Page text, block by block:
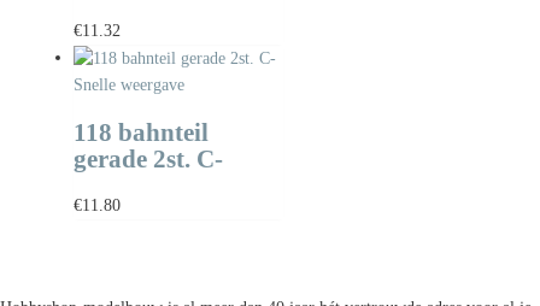
€11.32
Snelle weergave
118 bahnteil
gerade 2st. C-
€11.80